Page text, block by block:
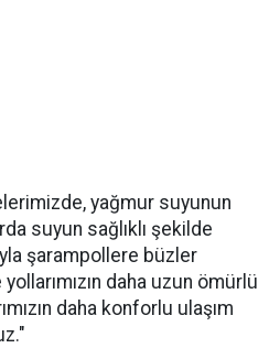
yağmur suyunun
suyun sağlıklı şekilde
şarampollere büzler
daha uzun ömürlü
daha konforlu ulaşım